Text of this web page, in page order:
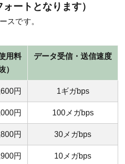
ートとなります）
スです。
用料
）
データ受信・送信速度
円 1ギガbps
円 100メガbps
円 30メガbps
円 10メガbps